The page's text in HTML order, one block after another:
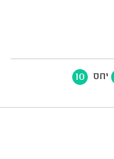
יחס 10